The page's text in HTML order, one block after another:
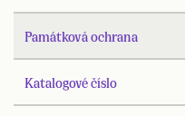
Památková ochrana
Katalogové číslo